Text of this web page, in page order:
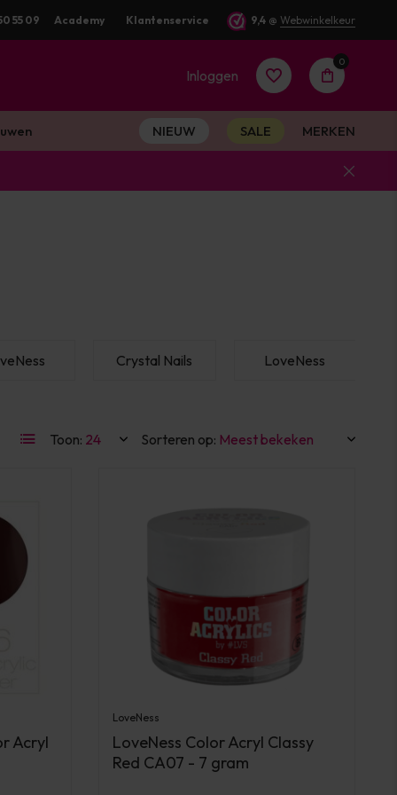
55 09 Academy Klantenservice 9,4 @ Webwinkelkeur
Inloggen
0
NIEUW SALE MERKEN
Crystal Nails LoveNess
Toon: Sorteren op:
Acryl
LoveNess
LoveNess Color Acryl Classy
Red CA07 - 7 gram